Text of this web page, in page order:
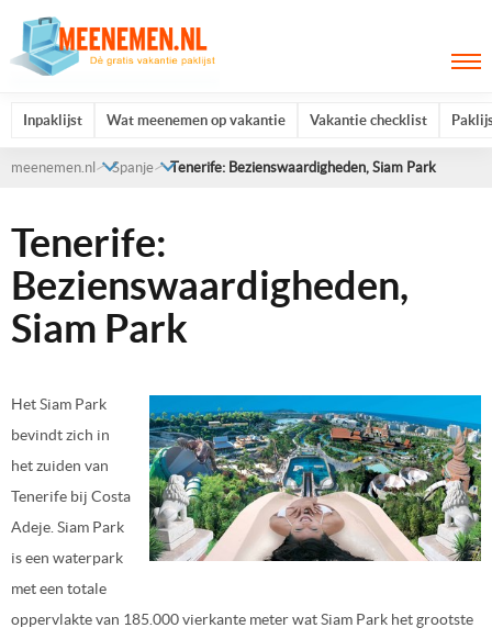
Inpaklijst Wat meenemen op vakantie Vakantie checklist
meenemen.nl Spanje Tenerife: Bezienswaardigheden, Siam Park
Tenerife:
Bezienswaardigheden,
Siam Park
Het Siam Park
bevindt zich in
het zuiden van
Tenerife bij Costa
Adeje. Siam Park
is een waterpark
met een totale
oppervlakte van 185.000 vierkante meter wat Siam Park het grootste